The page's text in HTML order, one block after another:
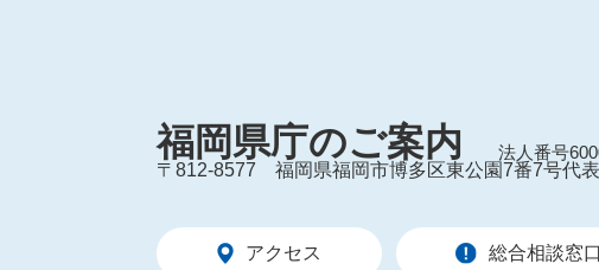
福岡県庁のご案内
法人番号
〒812-8577
福岡県福岡市博多区東公園7番7号代
アクセス 総合相談窓口